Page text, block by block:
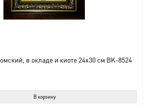
в окладе и киоте 24х30 см BK-8524
В корзину